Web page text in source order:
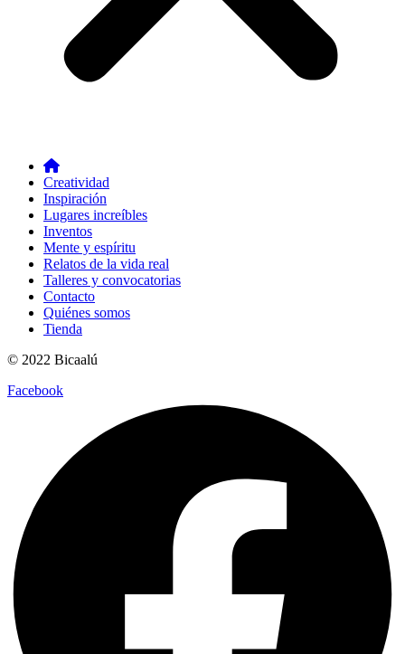
Creatividad
Inspiración
Lugares increíbles
Inventos
Mente y espíritu
Relatos de la vida real
Talleres y convocatorias
Contacto
Quiénes somos
Tienda
© 2022 Bicaalú
Facebook